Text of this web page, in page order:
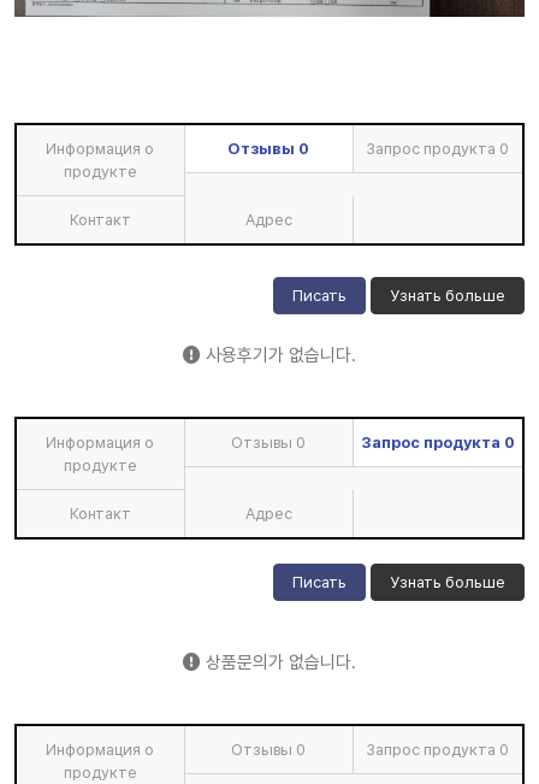
Информация о
продукте
Отзывы 0 Запрос продукта 0
Контакт Адрес
Писать Узнать больше
사용후기가 없습니다.
Информация о
продукте
Отзывы 0 Запрос продукта 0
Контакт Адрес
Писать Узнать больше
상품문의가 없습니다.
Информация о
продукте
Отзывы 0 Запрос продукта 0